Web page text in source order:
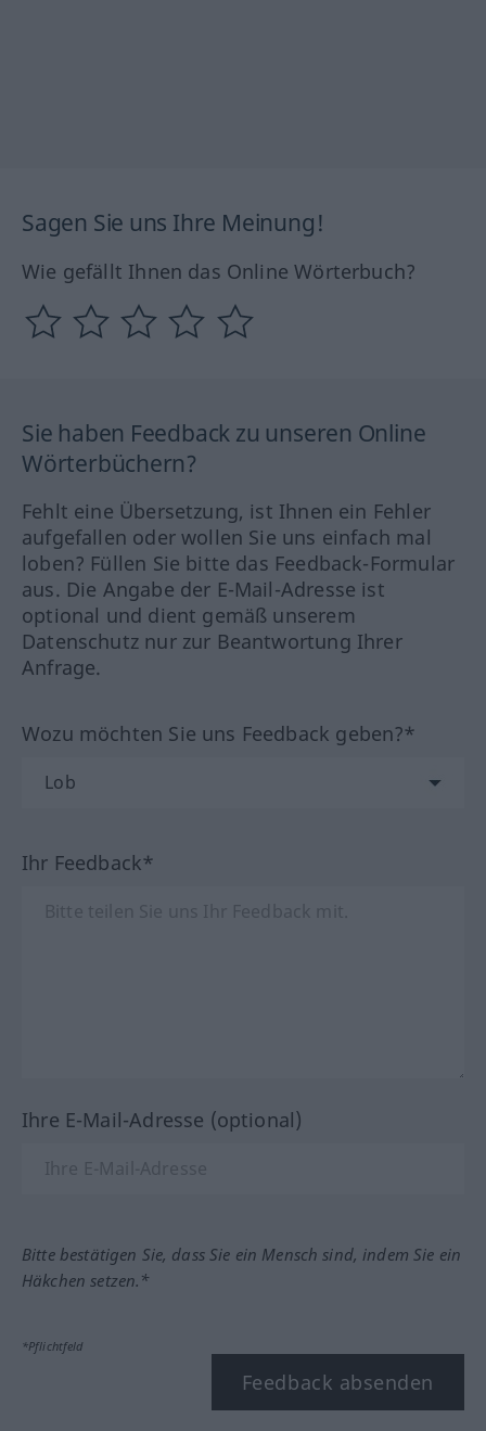
Sagen Sie uns Ihre Meinung!
Wie gefällt Ihnen das Online Wörterbuch?
Sie haben Feedback zu unseren Online
Wörterbüchern?
Fehlt eine Übersetzung, ist Ihnen ein Fehler
aufgefallen oder wollen Sie uns einfach mal
loben? Füllen Sie bitte das Feedback-Formular
aus. Die Angabe der E-Mail-Adresse ist
optional und dient gemäß unserem
Datenschutz nur zur Beantwortung Ihrer
Anfrage.
Wozu möchten Sie uns Feedback geben?*
Ihr Feedback*
Ihre E-Mail-Adresse (optional)
Bitte bestätigen Sie, dass Sie ein Mensch sind, indem Sie ein
Häkchen setzen.*
*Pflichtfeld
Feedback absenden